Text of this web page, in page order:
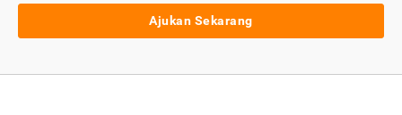
Ajukan Sekarang